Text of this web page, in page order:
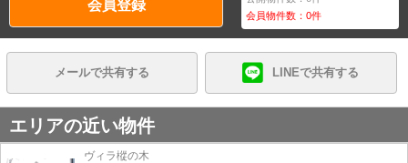
会員登録
会員物件数：0件
メールで共有する LINEで共有する
エリアの近い物件
ヴィラ樅の木